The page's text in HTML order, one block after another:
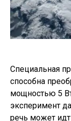
Специальная
способна
мощностью 5
эксперимент
речь может